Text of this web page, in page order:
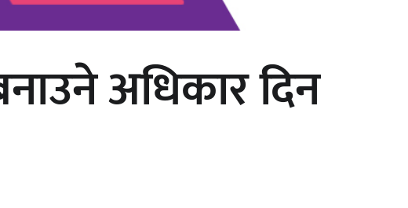
‘दुर्गा’ निर्माण गर्दै सम्राट
अधिकार दिन